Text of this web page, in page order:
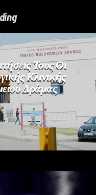
Τους Οι
Κλινικής
Δράμας